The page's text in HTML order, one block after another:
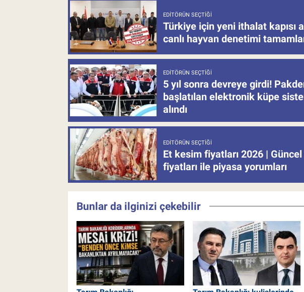
EDITÖRÜN SEÇTIĞI
Türkiye için yeni ithalat kapısı
canlı hayvan denetimi
EDITÖRÜN SEÇTIĞI
5 yıl sonra devreye girdi!
başlatılan elektronik küpe
alındı
EDITÖRÜN SEÇTIĞI
Et kesim fiyatları 2026 |
fiyatları ile piyasa yorumları
Bunlar da ilginizi çekebilir